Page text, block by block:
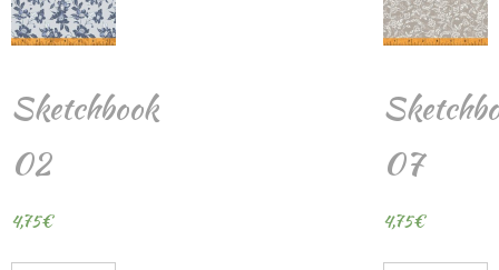
Sketchbook
02
4,75€
07
4,75€